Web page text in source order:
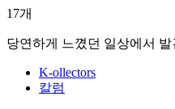
17개
당연하게 느꼈던 일상에서
K-ollectors
칼럼